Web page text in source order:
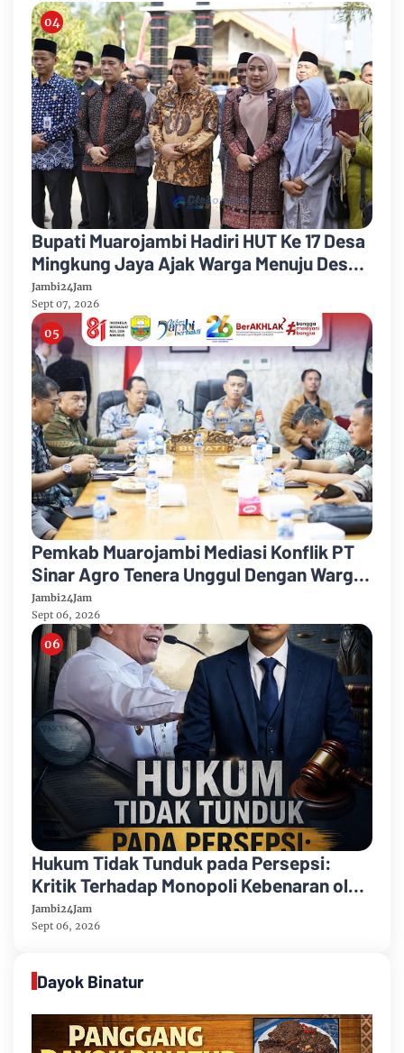
Bupati Muarojambi Hadiri HUT Ke 17 Desa
Mingkung Jaya Ajak Warga Menuju Desa
Mandiri 2026
Jambi24Jam
Sept 07, 2026
Pemkab Muarojambi Mediasi Konflik PT
Sinar Agro Tenera Unggul Dengan Warga
Sipin Teluk Duren
Jambi24Jam
Sept 06, 2026
Hukum Tidak Tunduk pada Persepsi:
Kritik Terhadap Monopoli Kebenaran oleh
Media dan Aktivis
Jambi24Jam
Sept 06, 2026
Dayok Binatur